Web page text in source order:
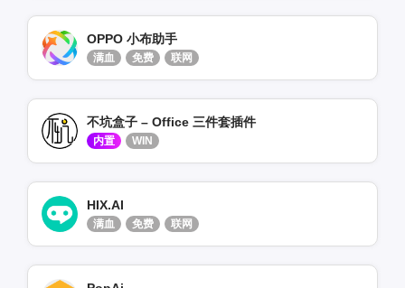
OPPO 小布助手
满血 免费 联网
不坑盒子 – Office 三件套插件
内置 WIN
HIX.AI
满血 免费 联网